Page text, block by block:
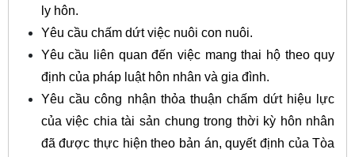
ly hôn.
Yêu cầu chấm dứt việc nuôi con nuôi.
Yêu cầu liên quan đến việc mang thai hộ theo quy
định của pháp luật hôn nhân và gia đình.
Yêu cầu công nhận thỏa thuận chấm dứt hiệu lực
của việc chia tài sản chung trong thời kỳ hôn nhân
đã được thực hiện theo bản án, quyết định của Tòa